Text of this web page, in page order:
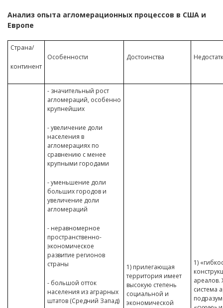
Анализ опыта агломерационных процессов в США и
Европе
Страна/
континент
Особенности Достоинства
- значительный рост
агломераций, особенно
крупнейших
- увеличение доли
населения в
агломерациях по
сравнению с менее
крупными городами
- уменьшение доли
больших городов и
увеличение доли
агломераций
- неравномерное
пространственно-
экономическое
развитие регионов
страны
- большой отток
населения из аграрных
штатов (Средний Запад)
1) прилегающая
территория имеет
высокую степень
социальной и
экономической
1)
ареалов.
система